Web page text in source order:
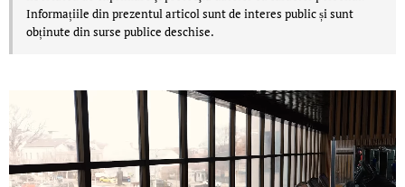
Informațiile din prezentul articol sunt de interes public și sunt
obținute din surse publice deschise.